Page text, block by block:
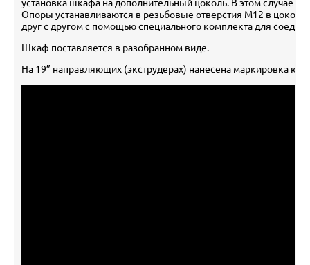
установка шкафа на дополнительный цоколь. В этом случае
Опоры устанавливаются в резьбовые отверстия М12 в
друг с другом с помощью специального комплекта для
Шкаф поставляется в разобранном виде.
На 19” направляющих (экструдерах) нанесена маркировка